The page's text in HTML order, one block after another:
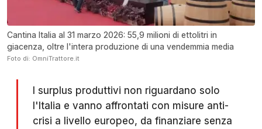
Cantina Italia al 31 marzo 2026: 55,9 milioni di ettolitri in
giacenza, oltre l'intera produzione di una vendemmia media
Foto di: OmniTrattore.it
I surplus produttivi non riguardano solo
l'Italia e vanno affrontati con misure anti-
crisi a livello europeo, da finanziare senza